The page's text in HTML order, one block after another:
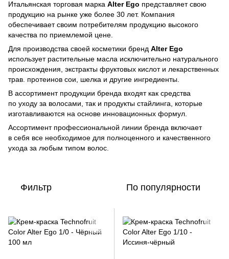
Итальянская торговая марка Alter Ego представляет свою
продукцию на рынке уже более 30 лет. Компания
обеспечивает своим потребителям продукцию высокого
качества по приемлемой цене.
Для производства своей косметики бренд Alter Ego
использует растительные масла исключительно натурального
происхождения, экстракты фруктовых кислот и лекарственных
трав. протеинов сои, шелка и другие ингредиенты.
В ассортимент продукции бренда входят как средства
по уходу за волосами, так и продукты стайлинга, которые
изготавливаются на основе инновационных формул.
Ассортимент профессиональной линии бренда включает
в себя все необходимое для полноценного и качественного
ухода за любым типом волос.
Фильтр По популярности